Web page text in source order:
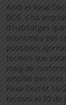
Amb el Reial
BOE, s’ha
d’habitatges
econòmica per
possibles
termini que
maig de
ampliat per tres
Reial Decret
termini el 30 de